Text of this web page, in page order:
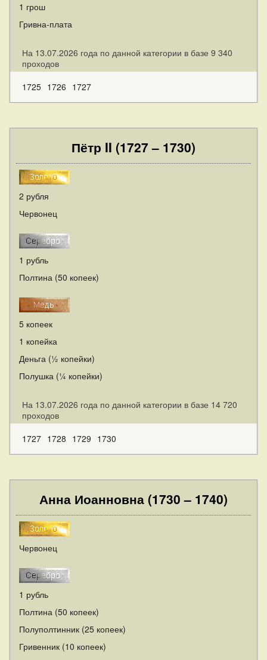
1 грош
Гривна-плата
На 13.07.2026 года по данной категории в базе 9 340
проходов
1725 1726 1727
Пётр II (1727 – 1730)
2 рубля
Червонец
1 рубль
Полтина (50 копеек)
5 копеек
1 копейка
Деньга (½ копейки)
Полушка (¼ копейки)
На 13.07.2026 года по данной категории в базе 14 720
проходов
1727 1728 1729 1730
Анна Иоанновна (1730 – 1740)
Червонец
1 рубль
Полтина (50 копеек)
Полуполтинник (25 копеек)
Гривенник (10 копеек)